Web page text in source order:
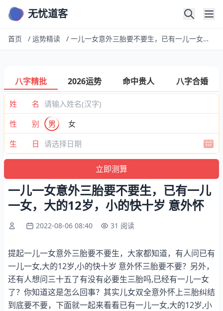
无忧道客
首页 / 运势精读 / 一儿一女意外三胎要不要生，已有一儿一女，大的12岁，小的快十岁 意外怀
八字精批 2026运势 命中贵人 八字合婚
姓 名
性 别
男
女
生 日
一儿一女意外三胎要不要生，已有一儿
一女，大的12岁，小的快十岁 意外怀
2022-08-06 08:40 31 阅读
提起一儿一女意外三胎要不要生，大家都知道，有人问已有
一儿一女,大的12岁,小的快十岁 意外怀三胎要不要？另外，
还有人想问三十五了有没有必要生三胎吗,已经有一儿一女
了？你知道这是怎么回事？其实儿女双全意外怀上三胎纠结
到底要不要，下面就一起来看看已有一儿一女,大的12岁,小